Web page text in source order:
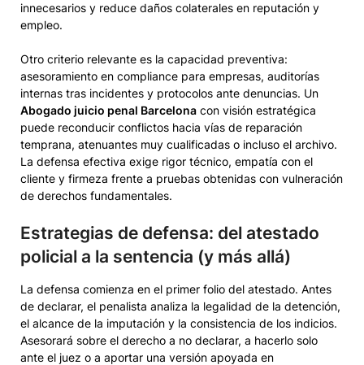
innecesarios y reduce daños colaterales en reputación y
empleo.
Otro criterio relevante es la capacidad preventiva:
asesoramiento en compliance para empresas, auditorías
internas tras incidentes y protocolos ante denuncias. Un
Abogado juicio penal Barcelona con visión estratégica
puede reconducir conflictos hacia vías de reparación
temprana, atenuantes muy cualificadas o incluso el archivo.
La defensa efectiva exige rigor técnico, empatía con el
cliente y firmeza frente a pruebas obtenidas con vulneración
de derechos fundamentales.
Estrategias de defensa: del atestado
policial a la sentencia (y más allá)
La defensa comienza en el primer folio del atestado. Antes
de declarar, el penalista analiza la legalidad de la detención,
el alcance de la imputación y la consistencia de los indicios.
Asesorará sobre el derecho a no declarar, a hacerlo solo
ante el juez o a aportar una versión apoyada en